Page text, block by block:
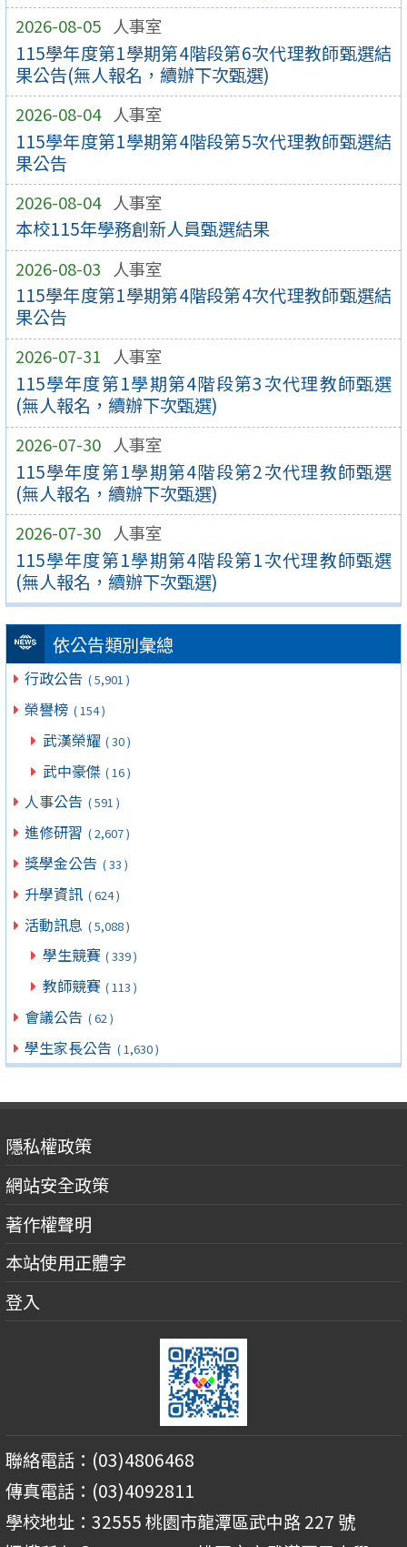
2026-08-05 人事室
115學年度第1學期第4階段第6次代理教師甄選結
果公告(無人報名，續辦下次甄選)
2026-08-04 人事室
115學年度第1學期第4階段第5次代理教師甄選結
果公告
2026-08-04 人事室
本校115年學務創新人員甄選結果
2026-08-03 人事室
115學年度第1學期第4階段第4次代理教師甄選結
果公告
2026-07-31 人事室
115學年度第1學期第4階段第3次代理教師甄選
(無人報名，續辦下次甄選)
2026-07-30 人事室
115學年度第1學期第4階段第2次代理教師甄選
(無人報名，續辦下次甄選)
2026-07-30 人事室
115學年度第1學期第4階段第1次代理教師甄選
(無人報名，續辦下次甄選)
依公告類別彙總
行政公告 ( 5,901 )
榮譽榜 ( 154 )
武漢榮耀 ( 30 )
武中豪傑 ( 16 )
人事公告 ( 591 )
進修研習 ( 2,607 )
獎學金公告 ( 33 )
升學資訊 ( 624 )
活動訊息 ( 5,088 )
學生競賽 ( 339 )
教師競賽 ( 113 )
會議公告 ( 62 )
學生家長公告 ( 1,630 )
隱私權政策
網站安全政策
著作權聲明
本站使用正體字
登入
聯絡電話：(03)4806468
傳真電話：(03)4092811
學校地址：32555 桃園市龍潭區武中路 227 號